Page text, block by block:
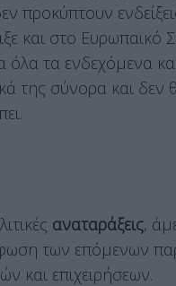
προκύπτουν
και στο Ευρωπαϊκό
όλα τα ενδεχόμενα
της σύνορα και
αναταράξεις,
των επόμενων
και επιχειρήσεων.